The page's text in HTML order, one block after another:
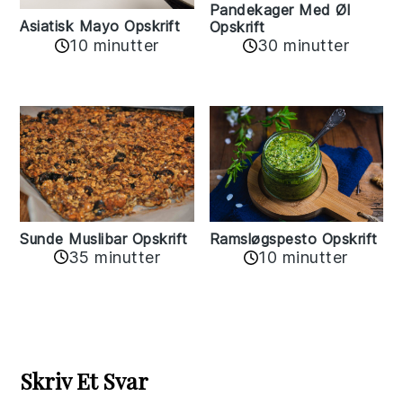
Asiatisk Mayo Opskrift
10 minutter
Pandekager Med Øl
Opskrift
30 minutter
Sunde Muslibar Opskrift
35 minutter
Ramsløgspesto Opskrift
10 minutter
Interactions
Skriv Et Svar